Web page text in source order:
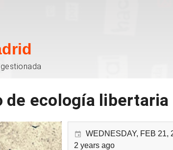
de ecología libertaria
WEDNESDAY, FEB 21,
2 years ago